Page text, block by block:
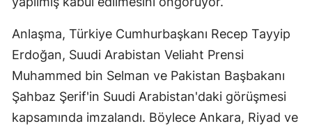
Anlaşma, Türkiye Cumhurbaşkanı Recep Tayyip
Erdoğan, Suudi Arabistan Veliaht Prensi
Muhammed bin Selman ve Pakistan Başbakanı
Şahbaz Şerif'in Suudi Arabistan'daki görüşmesi
kapsamında imzalandı. Böylece Ankara, Riyad ve